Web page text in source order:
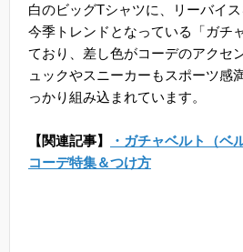
白のビッグTシャツに、リーバイス
今季トレンドとなっている「ガチ
ており、差し色がコーデのアクセ
ュックやスニーカーもスポーツ感
っかり組み込まれています。
【関連記事】
・ガチャベルト（ベ
コーデ特集＆つけ方